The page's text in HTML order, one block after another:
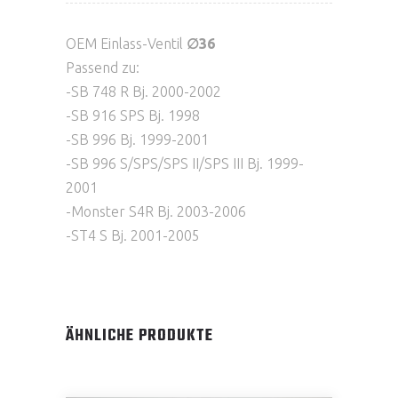
OEM Einlass-Ventil ∅36
Passend zu:
-SB 748 R Bj. 2000-2002
-SB 916 SPS Bj. 1998
-SB 996 Bj. 1999-2001
-SB 996 S/SPS/SPS II/SPS III Bj. 1999-
2001
-Monster S4R Bj. 2003-2006
-ST4 S Bj. 2001-2005
ÄHNLICHE PRODUKTE